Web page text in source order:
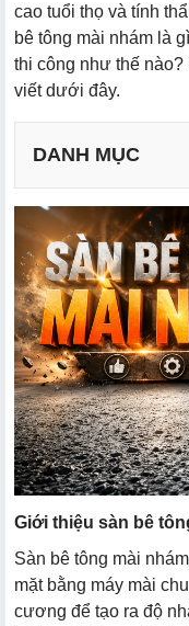
cao tuổi thọ và tính
bê tông mài nhám là
thi công như thế nào?
viết dưới đây.
DANH MỤC
Ưu điểm nổi bật
Nhược điểm
Quy trình thực
thuật
Bước 1: Khảo
Bước 2: Tiến
Bước 3: Xử lý
Bước 4: Mài
Bước 5: Vệ sinh
Giới thiệu sàn bê
Sàn bê tông mài
mặt bằng máy mài
cương để tạo ra độ